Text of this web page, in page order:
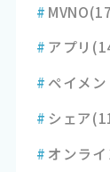
# MVNO
# アプリ
# ペイメ
# シェア
# オンラ